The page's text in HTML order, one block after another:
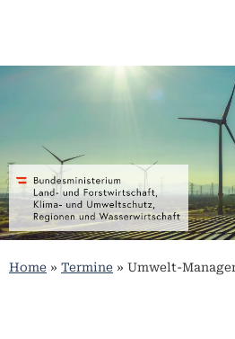
Home » Termine » Umwelt-